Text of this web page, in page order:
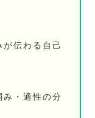
伝わる自己
み・適性の分